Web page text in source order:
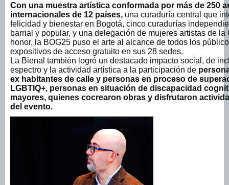
Con una muestra artística conformada por más de 250
internacionales de 12 países, una curaduría central que
felicidad y bienestar en Bogotá, cinco curadurías
barrial y popular, y una delegación de mujeres artistas de
honor, la BOG25 puso el arte al alcance de todos los
expositivos de acceso gratuito en sus 28 sedes.
La Bienal también logró un destacado impacto social, de
espectro y la actividad artística a la participación de
ex habitantes de calle y personas en proceso de
LGBTIQ+, personas en situación de discapacidad
mayores, quienes cocrearon obras y disfrutaron
del evento.